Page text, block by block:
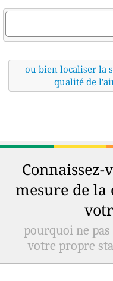
ou bien localiser la
qualité de
Connaissez-
mesure de la
pourquoi ne
votre propre